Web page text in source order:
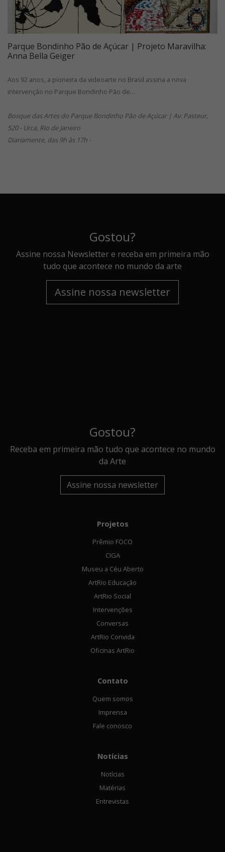
Parque Bondinho Pão de Açúcar | Projeto Maravilha:
Anna Bella Geiger
Aos 92 anos, a pioneira da videoarte no Brasil assina a nova
intervenção no Parque Bondinho Pão de…
Bosque das Artes do Parque Bondinho Pão de Açúcar | Av. Pasteur,
520 - Urca, Rio de Janeiro
Diariamente, das 9h às 17h -
Gostou?
Assine nossa Newsletter e receba em primeira mão
tudo que acontece no mundo da arte
Assine nossa newsletter
Gostou?
Receba em primeira mão tudo que acontece no mundo
da Arte
Assine nossa newsletter
Projetos
Prêmio FOCO
CIGA
Museu a Céu Aberto
ArtRio Educação
ArtRio Social
Intervenções
Conversas
ArtRio Convida
Oficinas ArtRio
Contato
Quem somos
Imprensa
Fale conosco
Notícias
Notícias
Matérias
Entrevistas